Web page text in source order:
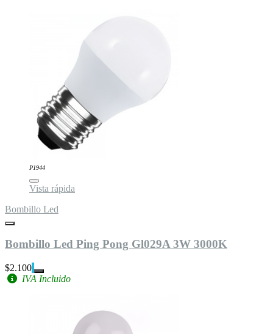
P1944
Vista rápida
Bombillo Led
Bombillo Led Ping Pong Gl029A 3W 3000K
$2.100
IVA Incluido